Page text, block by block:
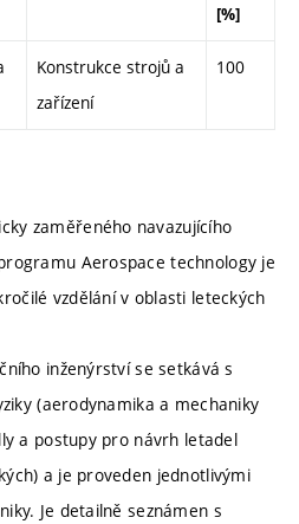
[%]
Konstrukce strojů a
zařízení
100
zaměřeného navazujícího
Aerospace technology je
vzdělání v oblasti leteckých
inženýrství se setkává s
(aerodynamika a mechaniky
a postupy pro návrh letadel
a je proveden jednotlivými
Je detailně seznámen s